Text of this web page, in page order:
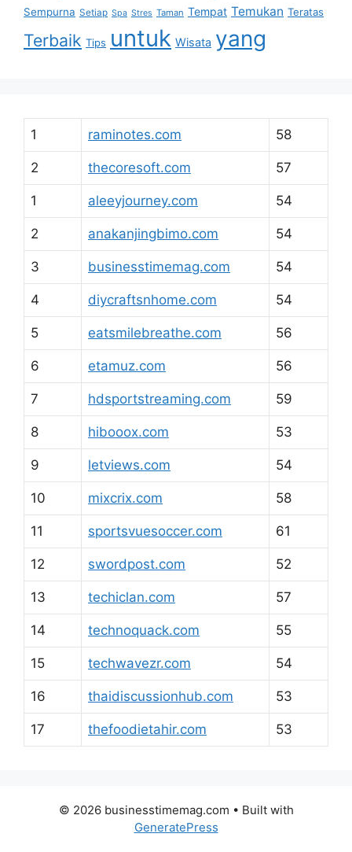
Sempurna Setiap Spa Stres Taman Tempat Temukan Teratas
Terbaik Tips untuk Wisata yang
1 raminotes.com 58
2 thecoresoft.com 57
1 aleeyjourney.com 54
2 anakanjingbimo.com 54
3 businesstimemag.com 54
4 diycraftsnhome.com 54
5 eatsmilebreathe.com 56
6 etamuz.com 56
7 hdsportstreaming.com 59
8 hibooox.com 53
9 letviews.com 54
10 mixcrix.com 58
11 sportsvuesoccer.com 61
12 swordpost.com 52
13 techiclan.com 57
14 technoquack.com 55
15 techwavezr.com 54
16 thaidiscussionhub.com 53
17 thefoodietahir.com 53
© 2026 businesstimemag.com • Built with
GeneratePress